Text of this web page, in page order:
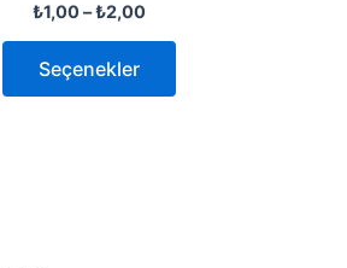
₺1,00 –₺2,00
Seçenekler
Seçenekler